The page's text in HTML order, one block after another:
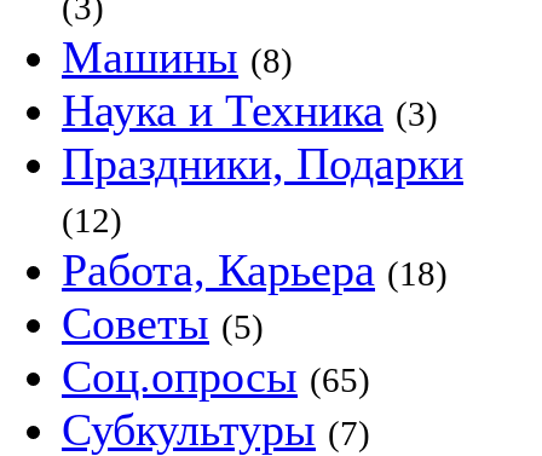
Машины (8)
Наука и Техника (3)
Праздники, Подарки
(12)
Работа, Карьера (18)
Советы (5)
Соц.опросы (65)
Субкультуры (7)